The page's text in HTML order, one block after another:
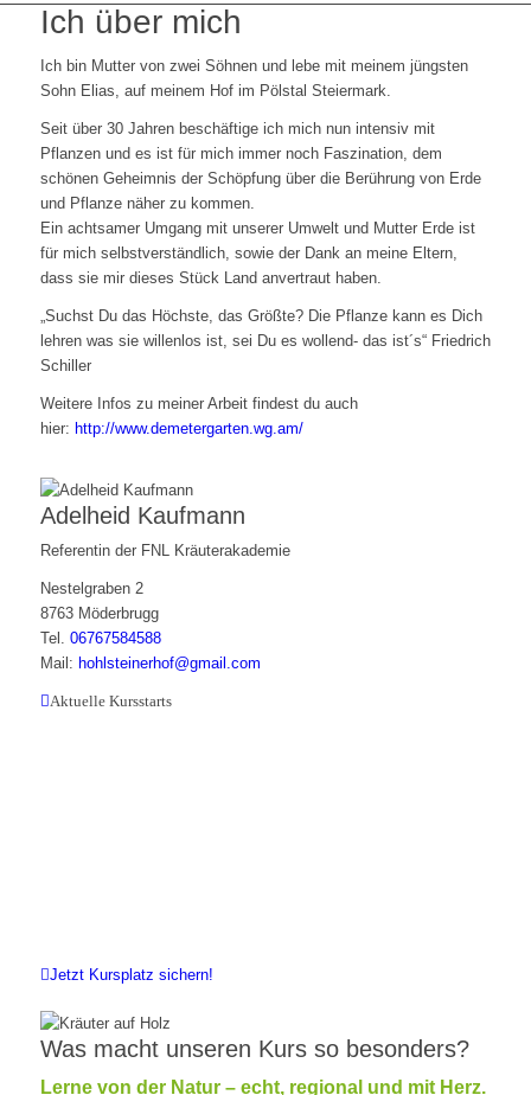
Ich über mich
Ich bin Mutter von zwei Söhnen und lebe mit meinem jüngsten
Sohn Elias, auf meinem Hof im Pölstal Steiermark.
Seit über 30 Jahren beschäftige ich mich nun intensiv mit
Pflanzen und es ist für mich immer noch Faszination, dem
schönen Geheimnis der Schöpfung über die Berührung von Erde
und Pflanze näher zu kommen.
Ein achtsamer Umgang mit unserer Umwelt und Mutter Erde ist
für mich selbstverständlich, sowie der Dank an meine Eltern,
dass sie mir dieses Stück Land anvertraut haben.
„Suchst Du das Höchste, das Größte? Die Pflanze kann es Dich
lehren was sie willenlos ist, sei Du es wollend- das ist´s“ Friedrich
Schiller
Weitere Infos zu meiner Arbeit findest du auch
hier: http://www.demetergarten.wg.am/
Adelheid Kaufmann
Referentin der FNL Kräuterakademie
Nestelgraben 2
8763 Möderbrugg
Tel. 06767584588
Mail: hohlsteinerhof@gmail.com
Aktuelle Kursstarts
Jetzt Kursplatz sichern!
Was macht unseren Kurs so besonders?
Lerne von der Natur – echt, regional und mit Herz.